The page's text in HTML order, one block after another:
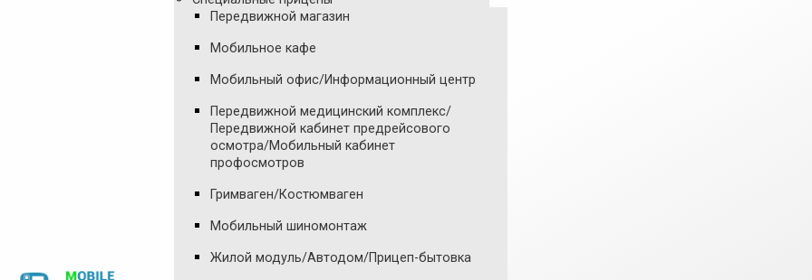
Передвижной магазин
Мобильное кафе
Мобильный офис/Информационный центр
Передвижной медицинский комплекс/
Передвижной кабинет предрейсового
осмотра/Мобильный кабинет
профосмотров
Гримваген/Костюмваген
Мобильный шиномонтаж
Жилой модуль/Автодом/Прицеп-бытовка